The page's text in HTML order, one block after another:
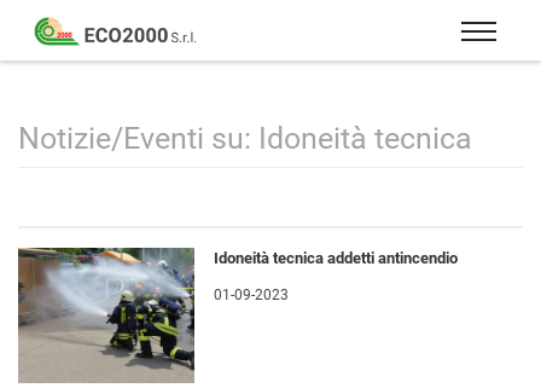
Eco
2000
Formazione
consulenza
sul
lavoro
–
D.Lgs
Notizie/Eventi su: Idoneità tecnica
Idoneità tecnica addetti antincendio
01-09-2023